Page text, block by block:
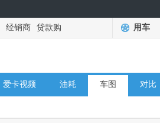
经销商 贷款购 用车
爱卡视频 油耗 车图 对比